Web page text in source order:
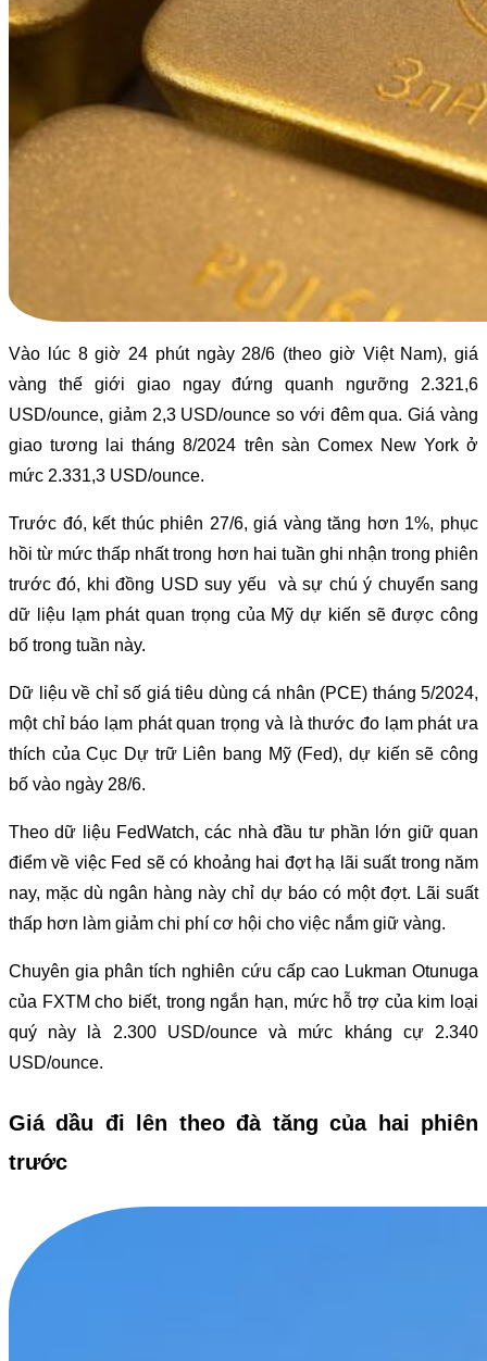
Vào lúc 8 giờ 24 phút ngày 28/6 (theo giờ Việt Nam), giá
vàng thế giới giao ngay đứng quanh ngưỡng 2.321,6
USD/ounce, giảm 2,3 USD/ounce so với đêm qua. Giá vàng
giao tương lai tháng 8/2024 trên sàn Comex New York ở
mức 2.331,3 USD/ounce.
Trước đó, kết thúc phiên 27/6, giá vàng tăng hơn 1%, phục
hồi từ mức thấp nhất trong hơn hai tuần ghi nhận trong phiên
trước đó, khi đồng USD suy yếu và sự chú ý chuyển sang
dữ liệu lạm phát quan trọng của Mỹ dự kiến sẽ được công
bố trong tuần này.
Dữ liệu về chỉ số giá tiêu dùng cá nhân (PCE) tháng 5/2024,
một chỉ báo lạm phát quan trọng và là thước đo lạm phát ưa
thích của Cục Dự trữ Liên bang Mỹ (Fed), dự kiến sẽ công
bố vào ngày 28/6.
Theo dữ liệu FedWatch, các nhà đầu tư phần lớn giữ quan
điểm về việc Fed sẽ có khoảng hai đợt hạ lãi suất trong năm
nay, mặc dù ngân hàng này chỉ dự báo có một đợt. Lãi suất
thấp hơn làm giảm chi phí cơ hội cho việc nắm giữ vàng.
Chuyên gia phân tích nghiên cứu cấp cao Lukman Otunuga
của FXTM cho biết, trong ngắn hạn, mức hỗ trợ của kim loại
quý này là 2.300 USD/ounce và mức kháng cự 2.340
USD/ounce.
Giá dầu đi lên theo đà tăng của hai phiên
trước